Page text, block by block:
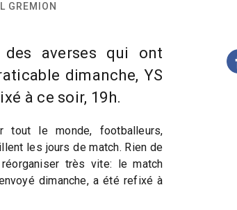
GREMION
des averses qui ont
dimanche, YS
à ce soir, 19h.
tout le monde, footballeurs,
les jours de match. Rien de
très vite: le match
dimanche, a été refixé à